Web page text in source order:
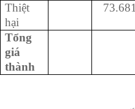
Thiệt
hại
73.681
Tổng
giá
thành